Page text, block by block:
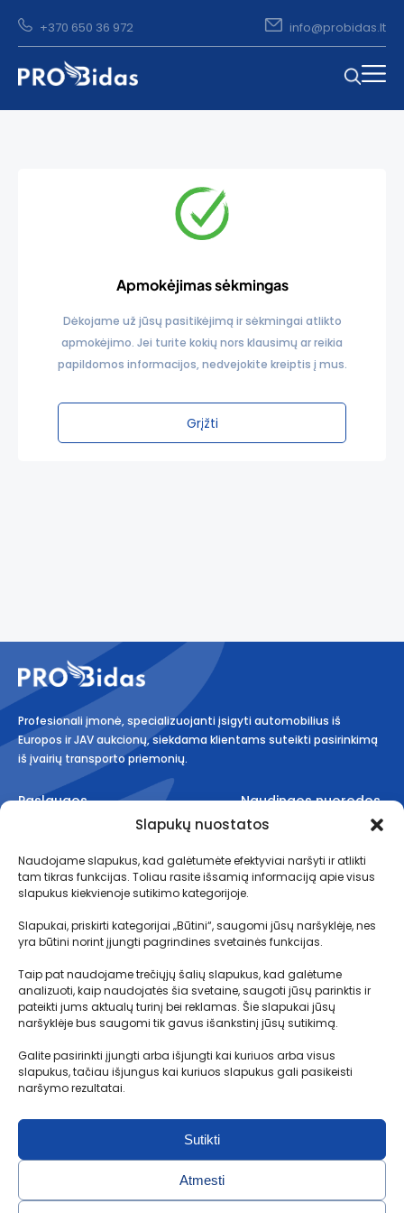
Slapukų nuostatos
Naudojame slapukus, kad galėtumėte efektyviai naršyti ir atlikti
tam tikras funkcijas. Toliau rasite išsamią informaciją apie visus
slapukus kiekvienoje sutikimo kategorijoje.
Slapukai, priskirti kategorijai „Būtini“, saugomi jūsų naršyklėje, nes
yra būtini norint įjungti pagrindines svetainės funkcijas.
Taip pat naudojame trečiųjų šalių slapukus, kad galėtume
analizuoti, kaip naudojatės šia svetaine, saugoti jūsų parinktis ir
pateikti jums aktualų turinį bei reklamas. Šie slapukai jūsų
naršyklėje bus saugomi tik gavus išankstinį jūsų sutikimą.
Galite pasirinkti įjungti arba išjungti kai kuriuos arba visus
slapukus, tačiau išjungus kai kuriuos slapukus gali pasikeisti
naršymo rezultatai.
Sutikti
Atmesti
+370 650 36 972 info@probidas.lt
Apmokėjimas sėkmingas
Dėkojame už jūsų pasitikėjimą ir sėkmingai atlikto
apmokėjimo. Jei turite kokių nors klausimų ar reikia
papildomos informacijos, nedvejokite kreiptis į mus.
Grįžti
Profesionali įmonė, specializuojanti įsigyti automobilius iš
Europos ir JAV aukcionų, siekdama klientams suteikti pasirinkimą
iš įvairių transporto priemonių.
Paslaugos
Planai
Logistika
Naudingos nuorodos
Taisyklės
Kaip tai veikia?
Transportavimo terminai
Muitinės procedūros
Depozito sąlygos
D.U.K.
Kontaktai
MB Motolimitas
Į. k.304891451
Aušrinės g. 30-2, Radikiai, Kauno r.